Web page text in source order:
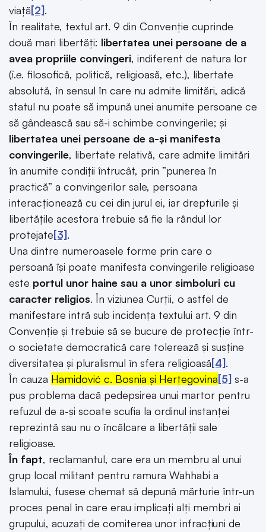
viață[2].
În realitate, textul art. 9 din Convenție cuprinde
două mari libertăți: libertatea unei persoane de a
avea propriile convingeri, indiferent de natura lor
(i.e. filosofică, politică, religioasă, etc.), libertate
absolută, în sensul în care nu admite limitări, adică
statul nu poate să impună unei anumite persoane ce
să gândească sau să-i schimbe convingerile; și
libertatea unei persoane de a-și manifesta
convingerile, libertate relativă, care admite limitări
în anumite condiții întrucât, prin ”punerea în
practică” a convingerilor sale, persoana
interacționează cu cei din jurul ei, iar drepturile și
libertățile acestora trebuie să fie la rândul lor
protejate[3].
Una dintre numeroasele forme prin care o
persoană își poate manifesta convingerile religioase
este portul unor haine sau a unor simboluri cu
caracter religios. În viziunea Curții, o astfel de
manifestare intră sub incidența textului art. 9 din
Convenție și trebuie să se bucure de protecție într-
o societate democratică care tolerează și susține
diversitatea și pluralismul în sfera religioasă[4].
În cauza Hamidović c. Bosnia și Herțegovina[5] s-a
pus problema dacă pedepsirea unui martor pentru
refuzul de a-și scoate scufia la ordinul instanței
reprezintă sau nu o încălcare a libertății sale
religioase.
În fapt, reclamantul, care era un membru al unui
grup local militant pentru ramura Wahhabi a
Islamului, fusese chemat să depună mărturie într-un
proces penal în care erau implicați alți membri ai
grupului, acuzați de comiterea unor infracțiuni de